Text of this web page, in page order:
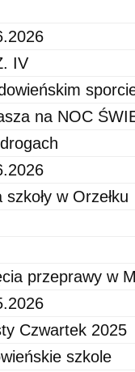
IV
na NOC
w Orzełku
przeprawy w
Czwartek 2025
szkole